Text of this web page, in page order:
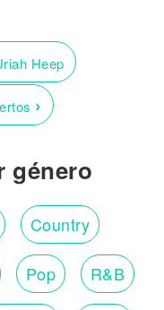
Heep
›
género
Country
Pop R&B